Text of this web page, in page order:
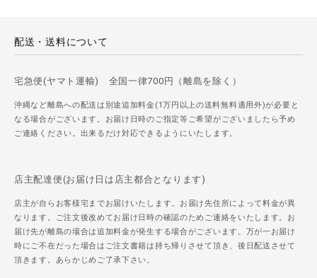
配送・送料について
宅急便(ヤマト運輸) 全国一律700円（離島を除く）
沖縄など離島への配送は別途追加料金(1万円以上の送料無料適用外)が必要と
なる場合がございます。お届け日時のご指定等ご希望がございましたら予め
ご連絡ください。出来るだけ対応できるようにいたします。
店主配達便(お届け日は店主都合となります)
店主が自らお客様宅までお届けいたします。お届け先住所によって料金が異
なります。ご注文後改めてお届け日時の確認のためご連絡をいたします。お
届け先が離島の場合は追加料金が発生する場合がございます。万が一お届け
時にご不在だった場合はご注文書籍は持ち帰りさせて頂き、後日配送させて
頂きます。あらかじめご了承下さい。